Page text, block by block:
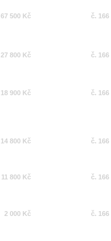
67 500 Kč č. 166
27 800 Kč č. 166
18 900 Kč č. 166
14 800 Kč č. 166
11 800 Kč č. 166
2 000 Kč č. 166